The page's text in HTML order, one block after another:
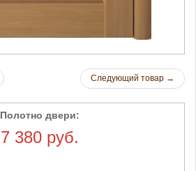
Следующий товар →
Полотно двери:
7 380 руб.